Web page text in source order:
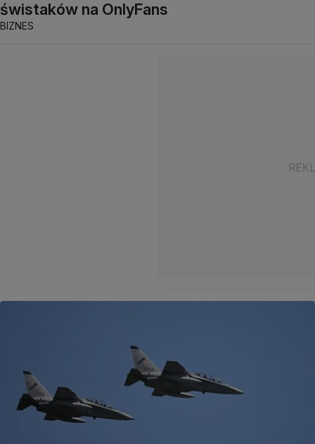
świstaków na OnlyFans
BIZNES